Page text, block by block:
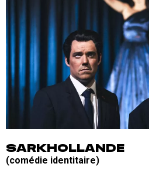
SARKHOLLANDE
(comédie identitaire)